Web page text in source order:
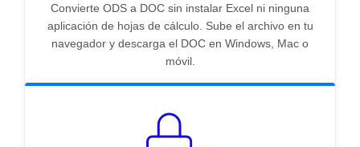
Convierte ODS a DOC sin instalar Excel ni ninguna
aplicación de hojas de cálculo. Sube el archivo en tu
navegador y descarga el DOC en Windows, Mac o
móvil.